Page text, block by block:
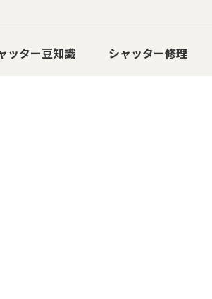
ッター豆知識 シャッター修理